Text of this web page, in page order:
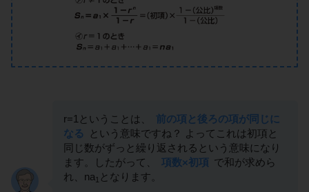
r=1ということは、
前の項と後ろの項が同じに
なる
という意味ですね？ よってこれは初項と
同じ数がずっと繰り返されるという意味になり
ます。したがって、
項数×初項 で和が求めら
れ、na1 となります。